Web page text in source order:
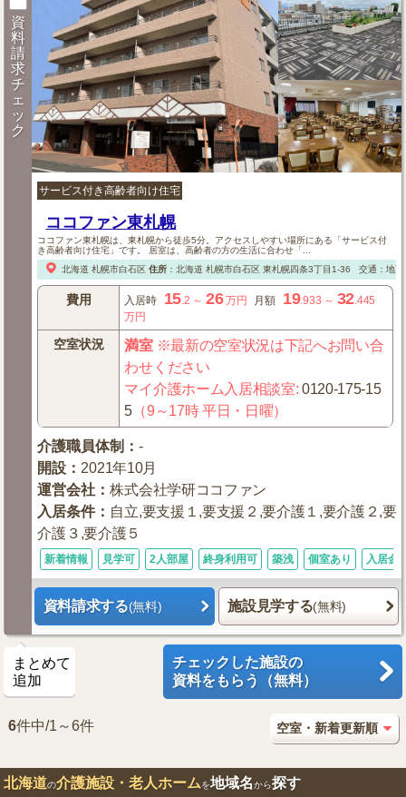
資
料
請
求
チ
ェ
ッ
ク
サービス付き高齢者向け住宅
ココファン東札幌
ココファン東札幌は、東札幌から徒歩5分。アクセスしやすい場所にある「サービス付
き高齢者向け住宅」です。 居室は、高齢者の方の生活に合わせ「...
北海道 札幌市白石区 住所： 北海道 札幌市白石区東札幌四条3丁目1-36 交通：地
費用 入居時 15 .2 ～ 26万円 月額 19.933 ～ 32 .445
万円
空室状況 満室※最新の空室状況は下記へお問い合
わせください
マイ介護ホーム入居相談室:0120-175-15
5 （9～17時 平日・日曜）
介護職員体制 ：-
開設 ： 2021年10月
運営会社 ：株式会社学研ココファン
入居条件： 自立,要支援１,要支援２,要介護１,要介護２,要
介護３,要介護５
新着情報 見学可 2人部屋 終身利用可 築浅 個室あり 入居金
資料請求する(無料) 施設見学する(無料)
まとめて
追加
チェックした施設の
資料をもらう（無料）
6件中/1～6件
北海道の介護施設・老人ホームを地域名から探す